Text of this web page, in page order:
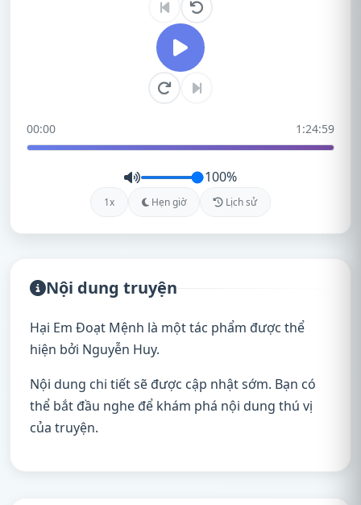
00:00 1:24:59
100%
1x Hẹn giờ Lịch sử
Nội dung truyện
Hại Em Đoạt Mệnh là một tác phẩm được thể
hiện bởi Nguyễn Huy.
Nội dung chi tiết sẽ được cập nhật sớm. Bạn có
thể bắt đầu nghe để khám phá nội dung thú vị
của truyện.